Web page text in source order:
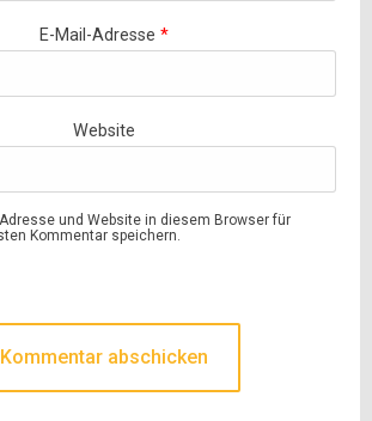
E-Mail-Adresse *
Website
Adresse und Website in diesem Browser für
Kommentar speichern.